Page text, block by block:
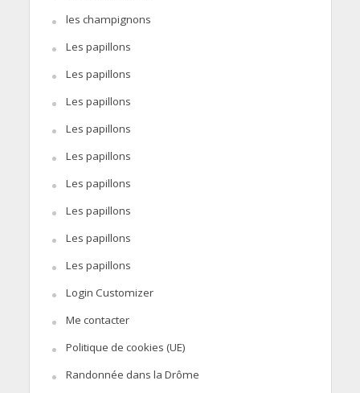
les champignons
Les papillons
Les papillons
Les papillons
Les papillons
Les papillons
Les papillons
Les papillons
Les papillons
Les papillons
Login Customizer
Me contacter
Politique de cookies (UE)
Randonnée dans la Drôme